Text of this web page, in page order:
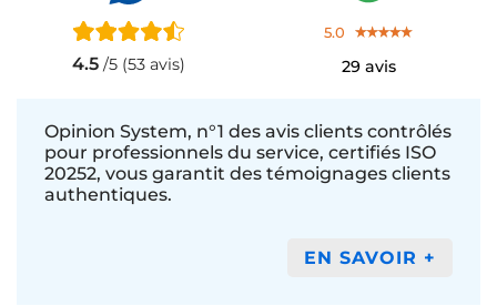
4.5/5 (53 avis)
5.0
29 avis
Opinion System, n°1 des avis clients contrôlés
pour professionnels du service, certifiés ISO
20252, vous garantit des témoignages clients
authentiques.
EN SAVOIR +